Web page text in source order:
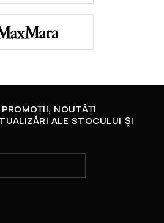
NOUTĂȚI
ALE STOCULUI ȘI